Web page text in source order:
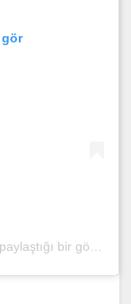
gör
Mother & Wife & Food Blogger (@nurlu)'in paylaştığı bir gönderi